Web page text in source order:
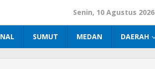
Senin, 10 Agustus 2026
SUMUT MEDAN DAERAH